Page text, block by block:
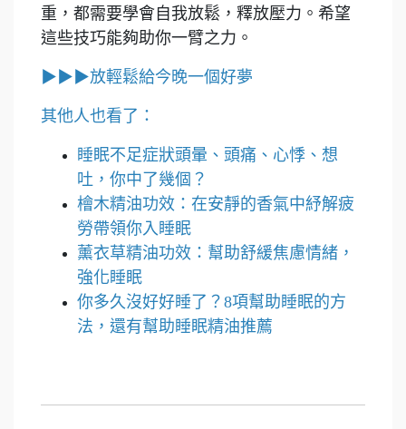
重，都需要學會自我放鬆，釋放壓力。希望
這些技巧能夠助你一臂之力。
▶▶▶放輕鬆給今晚一個好夢
其他人也看了：
睡眠不足症狀頭暈、頭痛、心悸、想
吐，你中了幾個？
檜木精油功效：在安靜的香氣中紓解疲
勞帶領你入睡眠
薰衣草精油功效：幫助舒緩焦慮情緒，
強化睡眠
你多久沒好好睡了？8項幫助睡眠的方
法，還有幫助睡眠精油推薦